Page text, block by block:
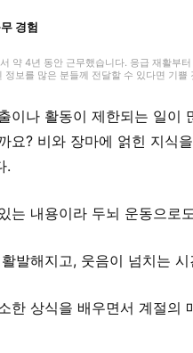
경험
약 4년 동안 근무했습니다. 응급 재활부
정보를 많은 분들께 전달할 수 있다면 기쁠
이나 활동이 제한되는 일이
요? 비와 장마에 얽힌 지식
.
는 내용이라 두뇌 운동으로
발해지고, 웃음이 넘치는
한 상식을 배우면서 계절의